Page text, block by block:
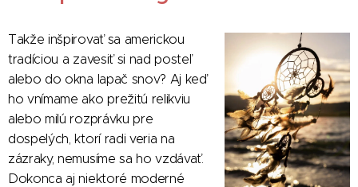
Takže inšpirovať sa americkou
tradíciou a zavesiť si nad posteľ
alebo do okna lapač snov? Aj keď
ho vnímame ako prežitú relikviu
alebo milú rozprávku pre
dospelých, ktorí radi veria na
zázraky, nemusíme sa ho vzdávať.
Dokonca aj niektoré moderné